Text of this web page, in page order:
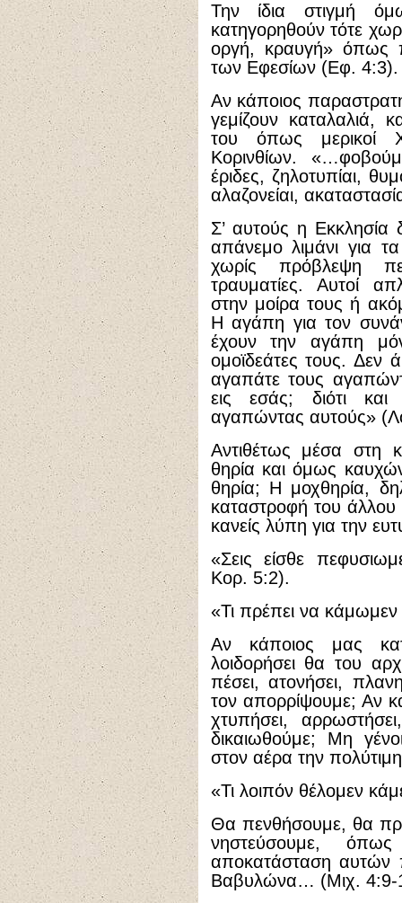
Την ίδια στιγμή
κατηγορηθούν τότε
οργή, κραυγή» όπως
των Εφεσίων (Εφ. 4:3).
Αν κάποιος
γεμίζουν καταλαλιά,
του όπως μερικοί
Κορινθίων.
έριδες, ζηλοτυπίαι,
αλαζονείαι,
Σ’ αυτούς η Εκκλησία
απάνεμο λιμάνι για
χωρίς πρόβλεψη
τραυματίες. Αυτοί
στην μοίρα τους ή
Η αγάπη για τον
έχουν την αγάπη
ομοϊδεάτες τους. Δεν
αγαπάτε τους
εις εσάς; διότι
αγαπώντας αυτούς»
Αντιθέτως μέσα στη
θηρία και όμως
θηρία; Η μοχθηρία,
καταστροφή του
κανείς λύπη για την
«Σεις είσθε
Κορ. 5:2).
«Τι πρέπει να
Αν κάποιος μας
λοιδορήσει θα του
πέσει, ατονήσει,
τον απορρίψουμε; Αν
χτυπήσει,
δικαιωθούμε; Μη
στον αέρα την
«Τι λοιπόν θέλομεν
Θα πενθήσουμε, θα
νηστεύσουμε,
αποκατάσταση αυτών
Βαβυλώνα… (Μιχ. 4:9-